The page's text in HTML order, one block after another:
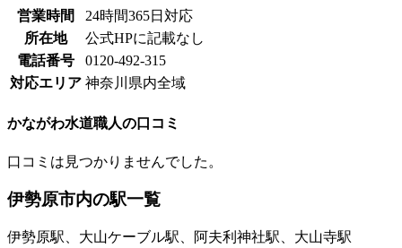
営業時間
24時間365日対応
所在地
公式HPに記載なし
電話番号
0120-492-315
対応エリア 神奈川県内全域
かながわ水道職人の口コミ
口コミは見つかりませんでした。
伊勢原市内の駅一覧
伊勢原駅、大山ケーブル駅、阿夫利神社駅、大山寺駅